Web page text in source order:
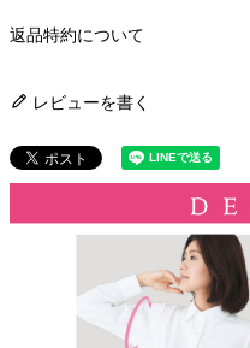
返品特約について
レビューを書く